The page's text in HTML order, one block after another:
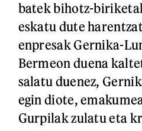
batek bihotz-
eskatu dute
enpresak Gernika-
Bermeon duena
salatu duenez,
egin diote,
Gurpilak zulatu eta